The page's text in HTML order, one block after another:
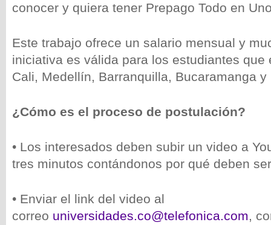
conocer y quiera tener Prepago Todo en
Este trabajo ofrece un salario mensual y
iniciativa es válida para los estudiantes que
Cali, Medellín, Barranquilla, Bucaramanga y
¿Cómo es el proceso de postulación?
• Los interesados deben subir un video a
tres minutos contándonos por qué deben
• Enviar el link del video al
correo universidades.co@telefonica.com,